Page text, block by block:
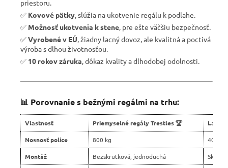
priestoru.
✅ Kovové pätky , slúžia na ukotvenie regálu k podlahe.
✅ Možnosť ukotvenia k stene , pre ešte väčšiu bezpečnosť.
✅Vyrobené v EÚ , žiadny lacný dovoz, ale kvalitná a poctivá
výroba s dlhou životnosťou.
✅ 10 rokov záruka , dôkaz kvality a dlhodobej odolnosti.
📊 Porovnanie s bežnými regálmi na trhu:
Vlastnosť Priemyselné regály Trestles 🏆 Lacné
Nosnosť police 800 kg 400 kg
Montáž Bezskrutková, jednoduchá